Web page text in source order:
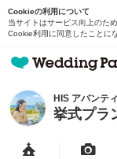
Cookieの利用について
当サイトはサービス向上のた
Cookie利用に同意したことに
HIS アバンテ
挙式プラ